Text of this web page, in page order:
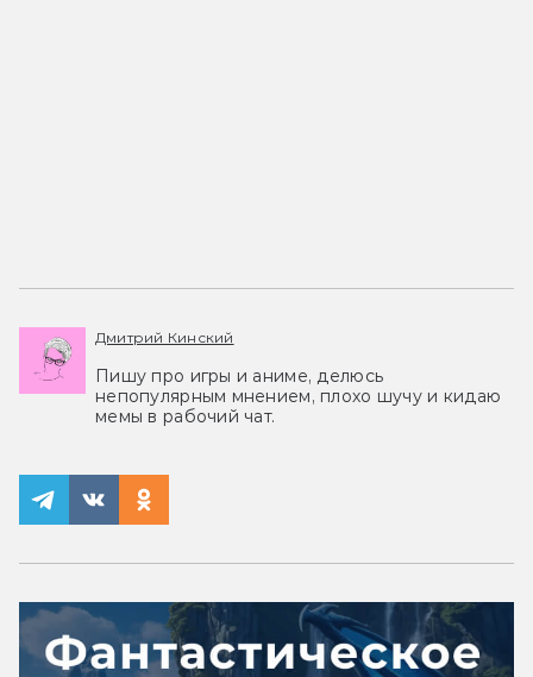
Дмитрий Кинский
Пишу про игры и аниме, делюсь
непопулярным мнением, плохо шучу и кидаю
мемы в рабочий чат.